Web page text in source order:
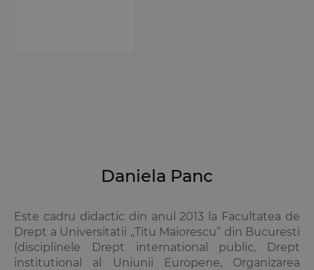
Daniela Panc
Este cadru didactic din anul 2013 la Facultatea de
Drept a Universitatii „Titu Maiorescu” din Bucuresti
(disciplinele Drept international public, Drept
institutional al Uniunii Europene, Organizarea